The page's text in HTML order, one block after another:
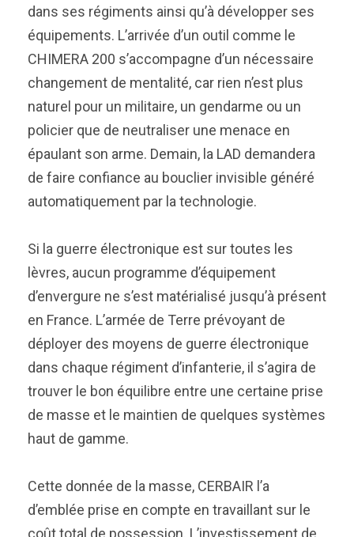
dans ses régiments ainsi qu’à développer ses
équipements. L’arrivée d’un outil comme le
CHIMERA 200 s’accompagne d’un nécessaire
changement de mentalité, car rien n’est plus
naturel pour un militaire, un gendarme ou un
policier que de neutraliser une menace en
épaulant son arme. Demain, la LAD demandera
de faire confiance au bouclier invisible généré
automatiquement par la technologie.
Si la guerre électronique est sur toutes les
lèvres, aucun programme d’équipement
d’envergure ne s’est matérialisé jusqu’à présent
en France. L’armée de Terre prévoyant de
déployer des moyens de guerre électronique
dans chaque régiment d’infanterie, il s’agira de
trouver le bon équilibre entre une certaine prise
de masse et le maintien de quelques systèmes
haut de gamme.
Cette donnée de la masse, CERBAIR l’a
d’emblée prise en compte en travaillant sur le
coût total de possession. L’investissement de